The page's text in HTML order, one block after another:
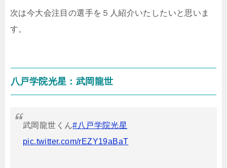
次は今大会注目の選手を５人紹介いたしたいと思いま
す。
八戸学院光星：武岡龍世
武岡龍世くん#八戸学院光星
pic.twitter.com/rEZY19aBaT